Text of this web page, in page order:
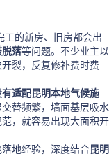
工的新房、旧房都会出
脱落等问题。不少业主以
裂，反复修补费时费
有适配昆明本地气候施
替频繁，墙面基层吸水
，就容易出现大面积开
地经验，深度结合昆明